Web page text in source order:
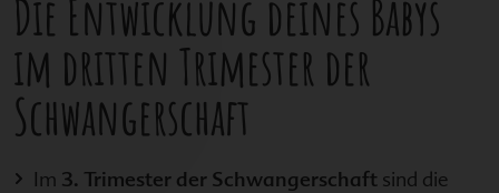
Die Entwicklung deines Babys
im dritten Trimester der
Schwangerschaft
Im 3. Trimester der Schwangerschaft sind die